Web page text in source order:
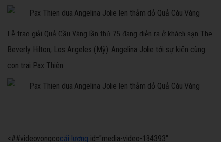
Lễ trao giải Quả Cầu Vàng lần thứ 75 đang diễn ra ở khách sạn The
Beverly Hilton, Los Angeles (Mỹ). Angelina Jolie tới sự kiện cùng
con trai Pax Thiên.
<##videovongcocải lương id="media-video-184393"